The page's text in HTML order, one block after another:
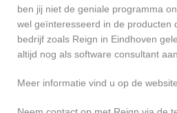
ben jij niet de geniale programma
wel geïnteresseerd in de producten
bedrijf zoals Reign in Eindhoven
altijd nog als software consultant
Meer informatie vind u op de